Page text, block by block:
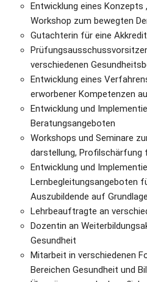
Entwicklung eines Konzepts
Workshop zum bewegten
Gutachterin für eine
verschiedenen
Entwicklung eines
erworbener Kompetenzen
Entwicklung und
Beratungsangeboten
Workshops und Seminare
darstellung, Profilschärfung
Entwicklung und
Lernbegleitungsangeboten
Auszubildende auf
Lehrbeauftragte an
Dozentin an
Gesundheit
Mitarbeit in verschiedenen
Bereichen Gesundheit und